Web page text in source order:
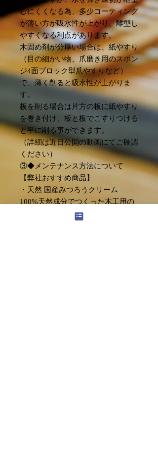
しにくくなる為、多少コーティング
が薄い方が吸水性が上がり、離型し
やすくなる利点があります。
木固め剤が分厚い場合は、紙やすり
（目の細かい物、爪磨き用のスポン
ジ4面ブロック型爪やすりなど）
で、薄く削ると吸水性が上がりま
す。
板を削る場合は片方の板に紙やすり
を巻き付け、板と板でこすりつける
と平に削る事ができます。
（詳細は近日公開の動画にてご確認
ください）
③◆メンテナンス方法について
【弊社おすすめ商品】
・天然 国産みつろうクリーム
100%天然成分でつくった木工用の
みつろうクリームです。ケミカル成